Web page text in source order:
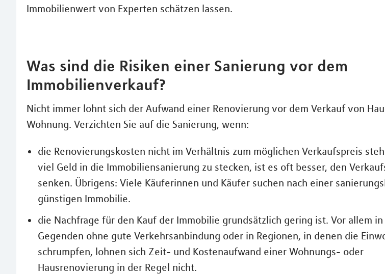
Immobilienwert von Experten schätzen lassen.
Was sind die Risiken einer Sanierung vor dem
Immobilienverkauf?
Nicht immer lohnt sich der Aufwand einer Renovierung vor dem Verkauf von
Wohnung. Verzichten Sie auf die Sanierung, wenn:
die Renovierungskosten nicht im Verhältnis zum möglichen Verkaufspreis
viel Geld in die Immobiliensanierung zu stecken, ist es oft besser, den
senken. Übrigens: Viele Käuferinnen und Käufer suchen nach einer
günstigen Immobilie.
die Nachfrage für den Kauf der Immobilie grundsätzlich gering ist. Vor allem
Gegenden ohne gute Verkehrsanbindung oder in Regionen, in denen die
schrumpfen, lohnen sich Zeit- und Kostenaufwand einer Wohnungs- oder
Hausrenovierung in der Regel nicht.